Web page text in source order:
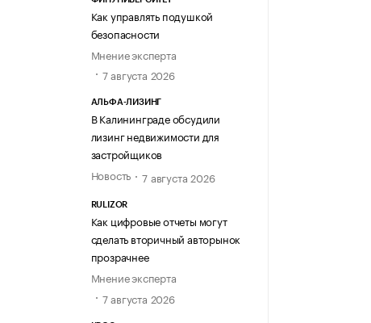
Как управлять подушкой
безопасности
Мнение эксперта
7 августа 2026
АЛЬФА-ЛИЗИНГ
В Калининграде обсудили
лизинг недвижимости для
застройщиков
Новость
7 августа 2026
RULIZOR
Как цифровые отчеты могут
сделать вторичный авторынок
прозрачнее
Мнение эксперта
7 августа 2026